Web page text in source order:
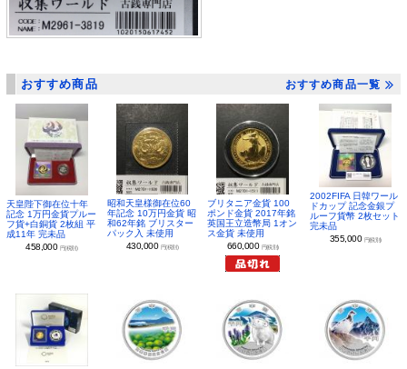
おすすめ商品 おすすめ商品一覧
天皇陛下御在位十年
記念 1万円金貨プルー
フ貨+白銅貨 2枚組 平
成11年 完未品
458,000 円(税別)
昭和天皇様御在位60
年記念 10万円金貨 昭
和62年銘 ブリスター
パック入 未使用
430,000 円(税別)
ブリタニア金貨 100
ポンド金貨 2017年銘
英国王立造幣局 1オン
ス金貨 未使用
660,000 円(税別)
2002FIFA 日韓ワール
ドカップ 記念金銀プ
ルーフ貨幣 2枚セット
完未品
355,000 円(税別)